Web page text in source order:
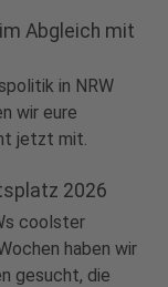
Abgleich mit
in NRW
wir eure
jetzt mit.
2026
coolster
haben wir
gesucht, die